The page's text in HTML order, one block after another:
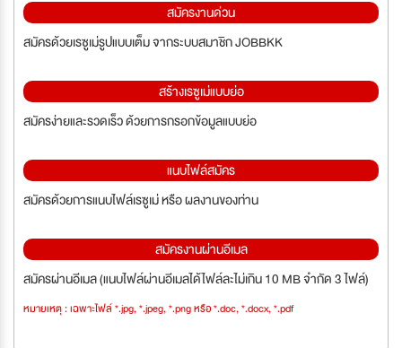
สมัครงานด่วน
สมัครด้วยเรซูเม่รูปแบบเต็ม จากระบบสมาชิก JOBBKK
สร้างเรซูเม่แบบย่อ
สมัครง่ายและรวดเร็ว ด้วยการกรอกข้อมูลแบบย่อ
แนบไฟล์สมัคร
สมัครด้วยการแนบไฟล์เรซูเม่ หรือ ผลงานของท่าน
สมัครงานผ่านอีเมล
สมัครผ่านอีเมล (แนบไฟล์ผ่านอีเมลได้ไฟล์ละไม่เกิน 10 MB จำกัด 3 ไฟล์)
หมายเหตุ : เฉพาะไฟล์ *.jpg, *.jpeg, *.png หรือ *.doc, *.docx, *.pdf